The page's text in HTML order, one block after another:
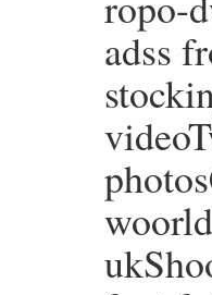
adss